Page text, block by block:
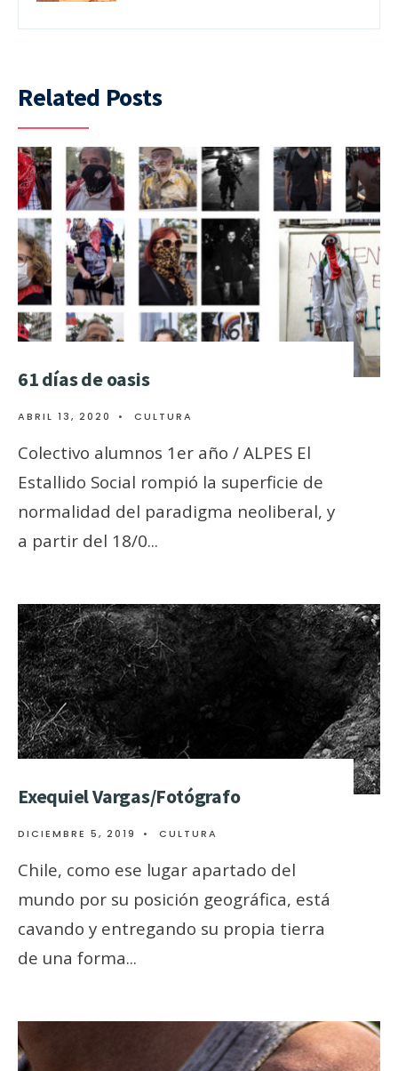
Related Posts
61 días de oasis
ABRIL 13, 2020 • CULTURA
Colectivo alumnos 1er año / ALPES El
Estallido Social rompió la superficie de
normalidad del paradigma neoliberal, y
a partir del 18/0...
Exequiel Vargas/Fotógrafo
DICIEMBRE 5, 2019 • CULTURA
Chile, como ese lugar apartado del
mundo por su posición geográfica, está
cavando y entregando su propia tierra
de una forma...